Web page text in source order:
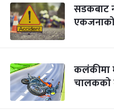
सडकबाट
कलंकीमा
चालकको